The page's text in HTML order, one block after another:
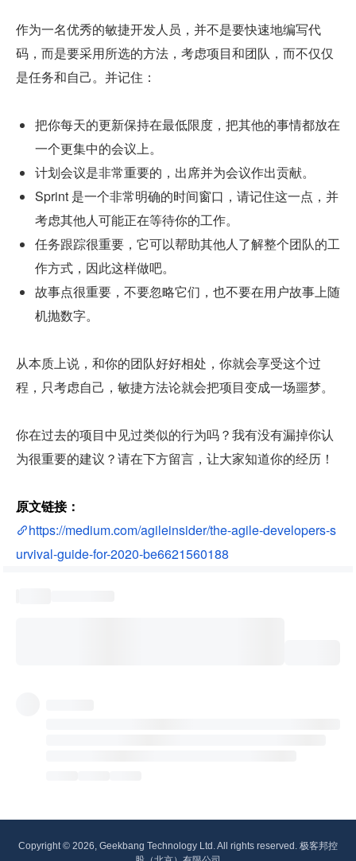
作为一名优秀的敏捷开发人员，并不是要快速地编写代
码，而是要采用所选的方法，考虑项目和团队，而不仅仅
是任务和自己。并记住：
把你每天的更新保持在最低限度，把其他的事情都放在
一个更集中的会议上。
计划会议是非常重要的，出席并为会议作出贡献。
Sprint 是一个非常明确的时间窗口，请记住这一点，并
考虑其他人可能正在等待你的工作。
任务跟踪很重要，它可以帮助其他人了解整个团队的工
作方式，因此这样做吧。
故事点很重要，不要忽略它们，也不要在用户故事上随
机抛数字。
从本质上说，和你的团队好好相处，你就会享受这个过
程，只考虑自己，敏捷方法论就会把项目变成一场噩梦。
你在过去的项目中见过类似的行为吗？我有没有漏掉你认
为很重要的建议？请在下方留言，让大家知道你的经历！
原文链接：
https://medium.com/agileinsider/the-agile-developers-s
urvival-guide-for-2020-be6621560188
Copyright © 2026, Geekbang Technology Ltd. All rights reserved. 极客邦控